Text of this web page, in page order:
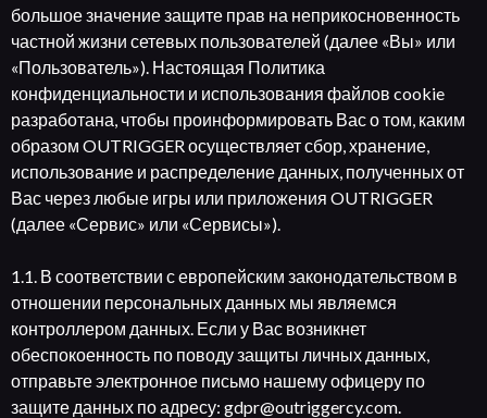
большое значение защите прав на неприкосновенность
частной жизни сетевых пользователей (далее «Вы» или
«Пользователь»). Настоящая Политика
конфиденциальности и использования файлов cookie
разработана, чтобы проинформировать Вас о том, каким
образом OUTRIGGER осуществляет сбор, хранение,
использование и распределение данных, полученных от
Вас через любые игры или приложения OUTRIGGER
(далее «Сервис» или «Сервисы»).
1.1. В соответствии с европейским законодательством в
отношении персональных данных мы являемся
контроллером данных. Если у Вас возникнет
обеспокоенность по поводу защиты личных данных,
отправьте электронное письмо нашему офицеру по
защите данных по адресу: gdpr@outriggercy.com.